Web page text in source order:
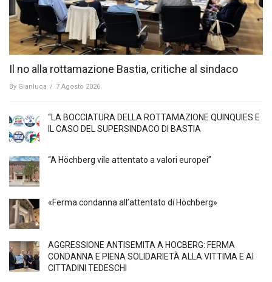
Il no alla rottamazione Bastia, critiche al sindaco
By Gianluca / 7 Agosto 2026
“LA BOCCIATURA DELLA ROTTAMAZIONE QUINQUIES E
IL CASO DEL SUPERSINDACO DI BASTIA
“A Höchberg vile attentato a valori europei”
«Ferma condanna all’attentato di Höchberg»
AGGRESSIONE ANTISEMITA A HÖCBERG: FERMA
CONDANNA E PIENA SOLIDARIETÀ ALLA VITTIMA E AI
CITTADINI TEDESCHI